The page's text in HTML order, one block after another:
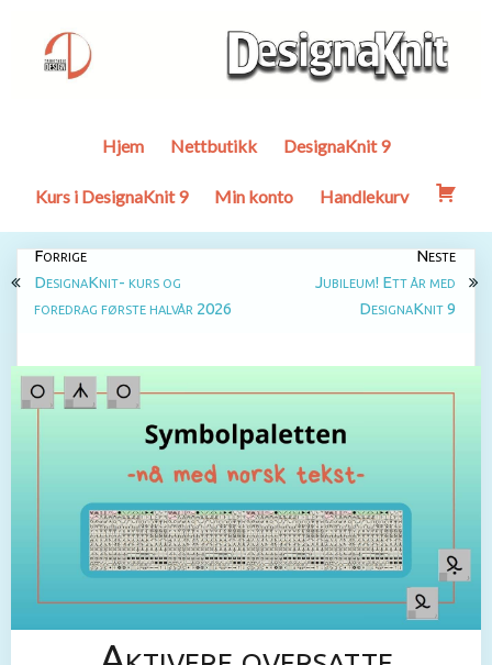
Hjem Nettbutikk DesignaKnit 9
Kurs i DesignaKnit 9 Min konto Handlekurv
Forrige
DesignaKnit- kurs og
foredrag første halvår 2026
Neste
Jubileum! Ett år med
DesignaKnit 9